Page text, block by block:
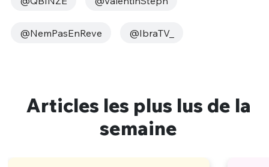
@NemPasEnReve @IbraTV_
Articles les plus lus de la
semaine